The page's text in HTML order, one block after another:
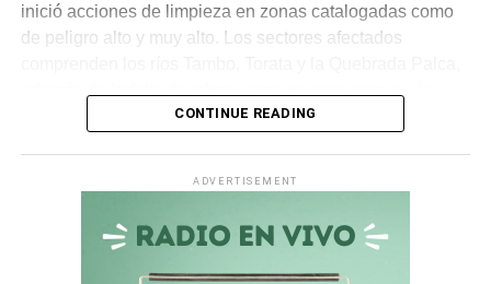
inició acciones de limpieza en zonas catalogadas como
de peligro alto y muy alto. Los sectores afectados
descolmatación adjudicado porS/ 70 000quedó
la nulidad del servicio debido a incompatibilidades en los
términos de referencia, dejando vulnerable a la zona.
CONTINUE READING
ADVERTISEMENT